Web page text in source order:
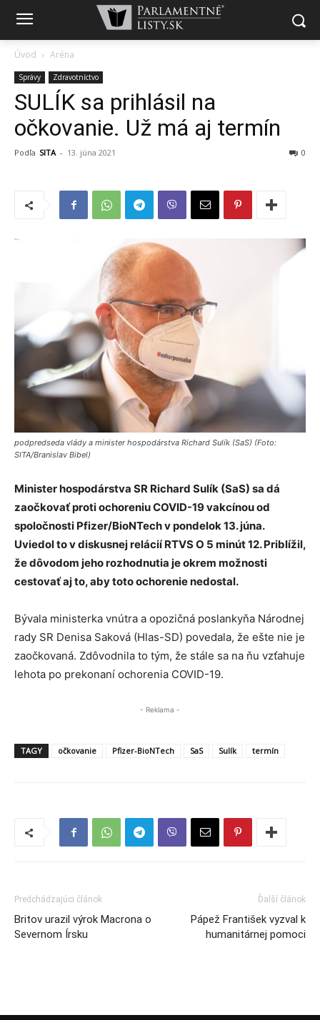
Úvod Aréna
Správy Zdravotníctvo
SULÍK sa prihlásil na
očkovanie. Už má aj termín
Podľa SITA - 13. júna 2021 0
podpredseda vlády a minister hospodárstva Richard Sulík (SaS) (Foto:
SITA/Branislav Bibel)
Minister hospodárstva SR Richard Sulík (SaS) sa dá
zaočkovať proti ochoreniu COVID-19 vakcínou od
spoločnosti Pfizer/BioNTech v pondelok 13. júna.
Uviedol to v diskusnej relácií RTVS O 5 minút 12. Priblížil,
že dôvodom jeho rozhodnutia je okrem možnosti
cestovať aj to, aby toto ochorenie nedostal.
Bývala ministerka vnútra a opozičná poslankyňa Národnej
rady SR Denisa Saková (Hlas-SD) povedala, že ešte nie je
zaočkovaná. Zdôvodnila to tým, že stále sa na ňu vzťahuje
lehota po prekonaní ochorenia COVID-19.
- Reklama -
TAGY očkovanie Pfizer-BioNTech SaS Sulík termín
Predchádzajúci článok
Britov urazil výrok Macrona o
Severnom Írsku
Ďalší článok
Pápež František vyzval k
humanitárnej pomoci